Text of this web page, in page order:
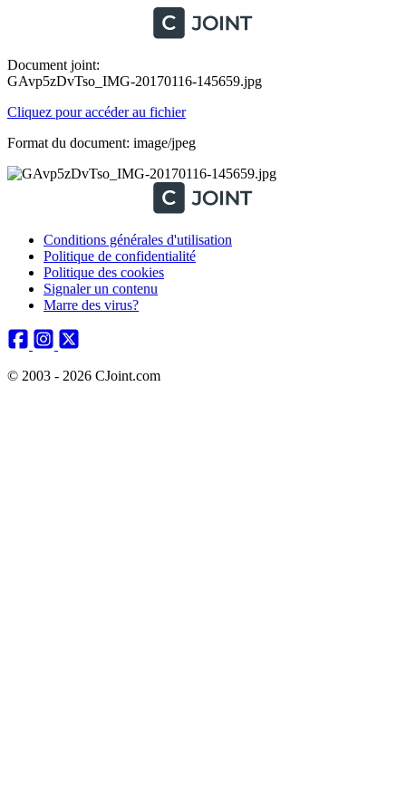
Document joint:
GAvp5zDvTso_IMG-20170116-145659.jpg
Cliquez pour accéder au fichier
Format du document: image/jpeg
Conditions générales d'utilisation
Politique de confidentialité
Politique des cookies
Signaler un contenu
Marre des virus?
© 2003 - 2026 CJoint.com